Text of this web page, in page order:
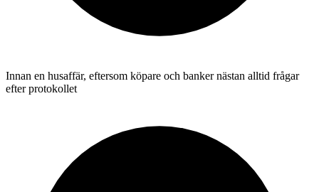
Innan en husaffär, eftersom köpare och banker nästan alltid frågar
efter protokollet